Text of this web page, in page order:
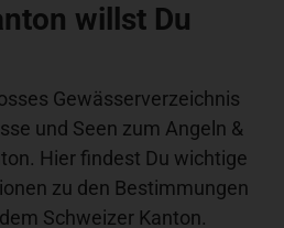
willst Du
Gewässerverzeichnis
und Seen zum Angeln &
Hier findest Du wichtige
zu den Bestimmungen
Schweizer Kanton.